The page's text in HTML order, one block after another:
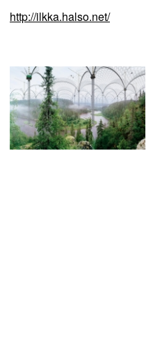
http://ilkka.halso.net/